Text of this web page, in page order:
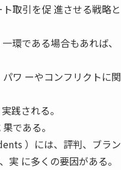
取引を促 進させる戦略と
環である場合もあれば、
ワ ーやコンフリクトに関
践される。
である。
）には、評判、ブラン
実 に多くの要因がある。